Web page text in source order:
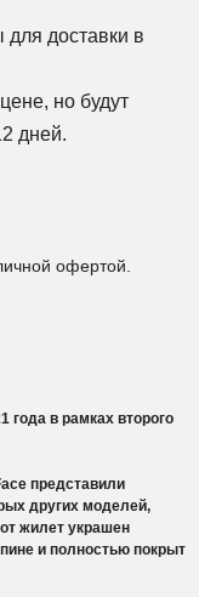
доставки в
но будут
дней.
офертой.
года в рамках второго
представили
других моделей,
жилет украшен
и полностью покрыт